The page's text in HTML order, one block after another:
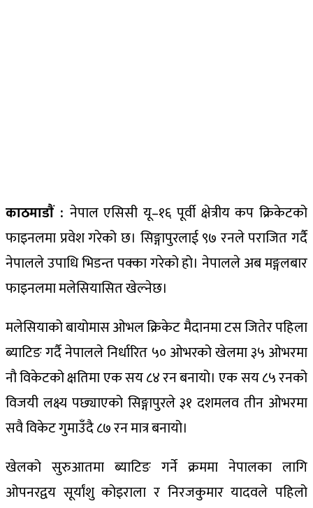
काठमाडाैं : नेपाल एसिसी यू–१६ पूर्वी क्षेत्रीय कप क्रिकेटको
फाइनलमा प्रवेश गरेको छ। सिङ्गापुरलाई ९७ रनले पराजित गर्दै
नेपालले उपाधि भिडन्त पक्का गरेको हो। नेपालले अब मङ्गलबार
फाइनलमा मलेसियासित खेल्नेछ।
मलेसियाको बायोमास ओभल क्रिकेट मैदानमा टस जितेर पहिला
ब्याटिङ गर्दै नेपालले निर्धारित ५० ओभरको खेलमा ३५ ओभरमा
नौ विकेटको क्षतिमा एक सय ८४ रन बनायो। एक सय ८५ रनको
विजयी लक्ष्य पछ्याएको सिङ्गापुरले ३१ दशमलव तीन ओभरमा
सवै विकेट गुमाउँदै ८७ रन मात्र बनायो।
खेलको सुरुआतमा ब्याटिङ गर्ने क्रममा नेपालका लागि
ओपनरद्वय सूर्यांशु कोइराला र निरजकुमार यादवले पहिलो